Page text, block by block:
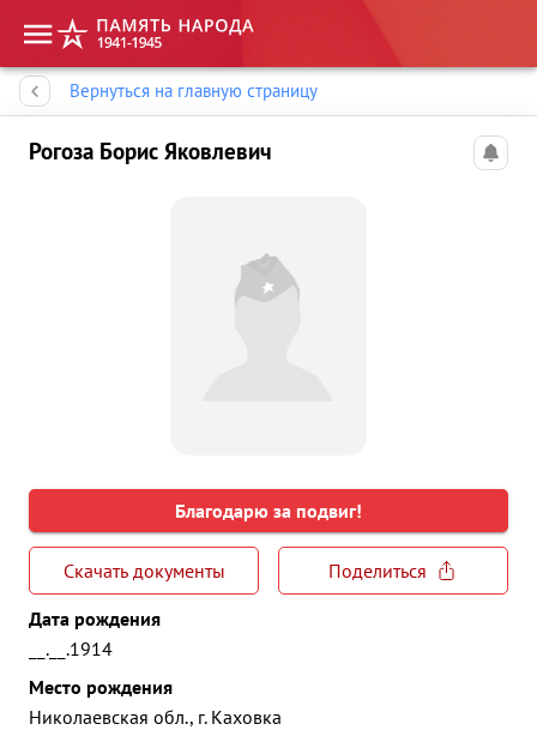
Вернуться на главную страницу
Рогоза Борис Яковлевич
Благодарю за подвиг!
Скачать документы
Поделиться
Дата рождения
__.__.1914
Место рождения
Николаевская обл., г. Каховка
Память народа